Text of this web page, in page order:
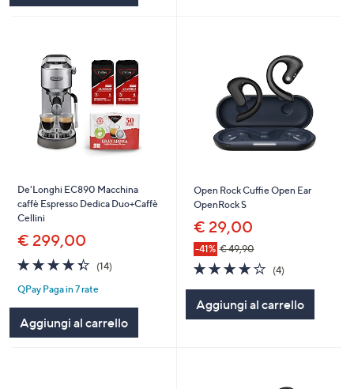
De'Longhi EC890 Macchina
caffè Espresso Dedica Duo+Caffè
Cellini
€ 299,00
4.4
of
5
(14)
QPay Paga in 7 rate
Aggiungi al carrello
Open Rock Cuffie Open Ear
OpenRock S
€ 29,00
-41% € 49,90
3.8
of
5
Stars
(4)
Aggiungi al carrello